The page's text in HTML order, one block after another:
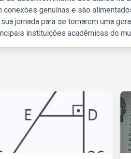
genuínas e são
jornada para se tornarem uma
instituições acadêmicas do